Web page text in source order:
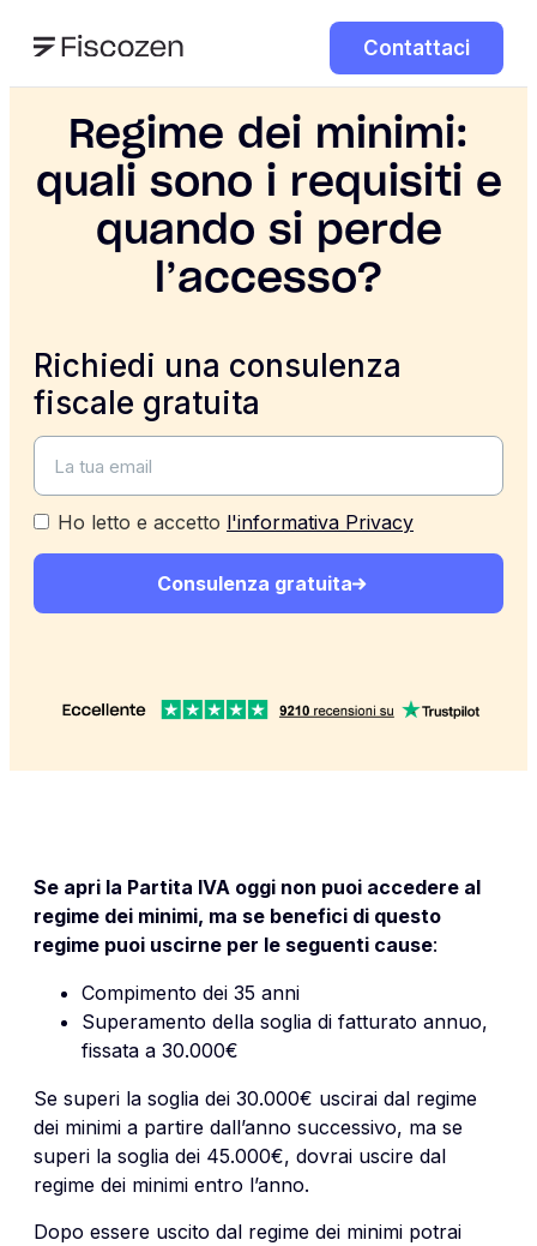
Contattaci
Regime dei minimi:
quali sono i requisiti e
quando si perde
l’accesso?
Richiedi una consulenza
fiscale gratuita
Ho letto e accetto l'informativa Privacy
Consulenza gratuita
Se apri la Partita IVA oggi non puoi accedere al
regime dei minimi, ma se benefici di questo
regime puoi uscirne per le seguenti cause:
Compimento dei 35 anni
Superamento della soglia di fatturato annuo,
fissata a 30.000€
Se superi la soglia dei 30.000€ uscirai dal regime
dei minimi a partire dall’anno successivo, ma se
superi la soglia dei 45.000€, dovrai uscire dal
regime dei minimi entro l’anno.
Dopo essere uscito dal regime dei minimi potrai